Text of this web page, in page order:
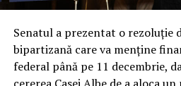
Senatul a prezentat o rezoluție
bipartizană care va menține
federal până pe 11 decembrie,